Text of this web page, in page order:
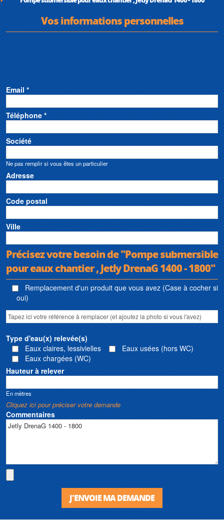
Vos informations personnelles
Email *
Téléphone *
Société
Ne pas remplir si vous êtes un particulier
Adresse
Code postal
Ville
Précisez votre besoin de "Pompe submersible
pour eaux chantier , Jetly DrenaG 1400 - 1800"
Remplacement d'un produit que vous avez (Case à cocher si
oui)
Type d'eau(x) relevée(s)
Eaux claires, lessivielles
Eaux usées (hors WC)
Eaux chargées (WC)
Hauteur à relever
En mètres
Cliquez ici pour préciser votre demande
Commentaires
J'ENVOIE MA DEMANDE